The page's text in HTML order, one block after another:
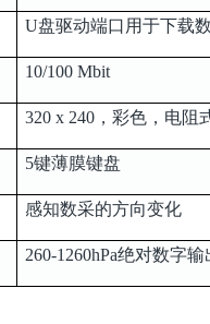
U盘驱动端口用于下载
10/100 Mbit
320 x 240，彩色，电阻
5键薄膜键盘
感知数采的方向变化
260-1260hPa绝对数字输